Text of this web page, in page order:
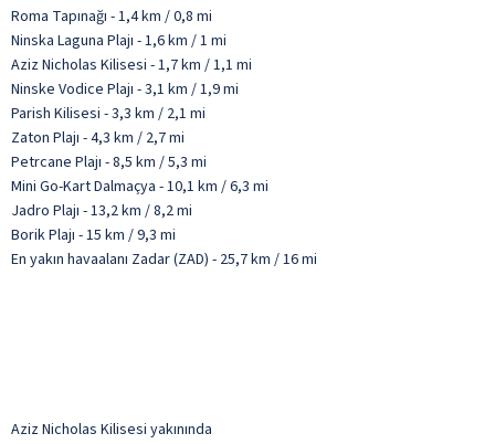
Roma Tapınağı - 1,4 km / 0,8 mi
Ninska Laguna Plajı - 1,6 km / 1 mi
Aziz Nicholas Kilisesi - 1,7 km / 1,1 mi
Ninske Vodice Plajı - 3,1 km / 1,9 mi
Parish Kilisesi - 3,3 km / 2,1 mi
Zaton Plajı - 4,3 km / 2,7 mi
Petrcane Plajı - 8,5 km / 5,3 mi
Mini Go-Kart Dalmaçya - 10,1 km / 6,3 mi
Jadro Plajı - 13,2 km / 8,2 mi
Borik Plajı - 15 km / 9,3 mi
En yakın havaalanı Zadar (ZAD) - 25,7 km / 16 mi
Aziz Nicholas Kilisesi yakınında